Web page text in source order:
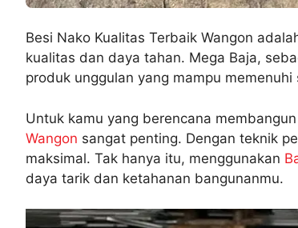
Besi Nako Kualitas Terbaik Wangon
kualitas dan daya tahan. Mega Baja,
produk unggulan yang mampu
Untuk kamu yang berencana
Wangon sangat penting. Dengan teknik
maksimal. Tak hanya itu, menggunakan
daya tarik dan ketahanan bangunanmu.